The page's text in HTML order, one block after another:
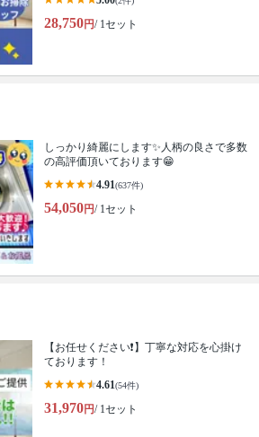
28,750円/ 1セット
しっかり綺麗にします✨人柄の良さで多数
の高評価頂いております😁
4.91(637件)
54,050円/ 1セット
【お任せください❗️】丁寧な対応を心掛け
ております！
4.61(54件)
31,970円/ 1セット